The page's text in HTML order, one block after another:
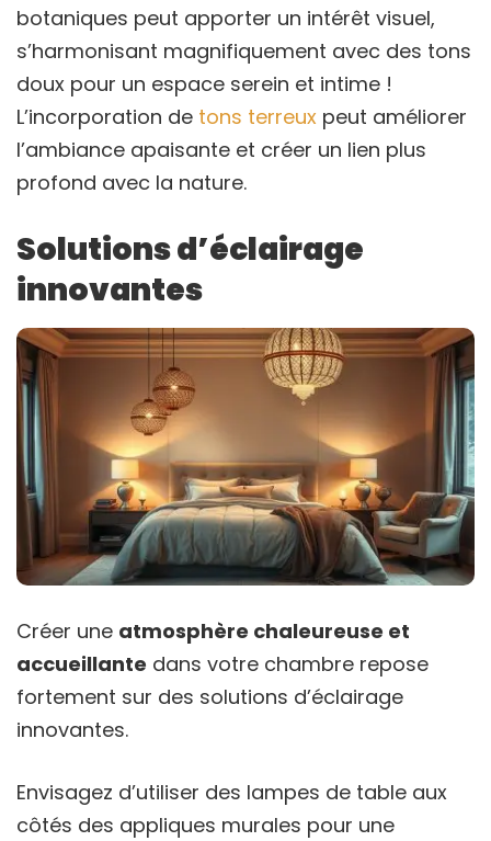
botaniques peut apporter un intérêt visuel,
s’harmonisant magnifiquement avec des tons
doux pour un espace serein et intime !
L’incorporation de tons terreux peut améliorer
l’ambiance apaisante et créer un lien plus
profond avec la nature.
Solutions d’éclairage
innovantes
Créer une atmosphère chaleureuse et
accueillante dans votre chambre repose
fortement sur des solutions d’éclairage
innovantes.
Envisagez d’utiliser des lampes de table aux
côtés des appliques murales pour une